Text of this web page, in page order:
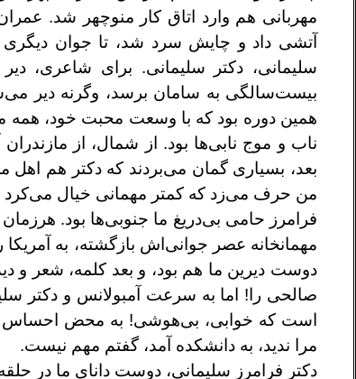
مهربانی هم وارد اتاق کار منوچهر شد.
آتشی داد و چایش سرد شد‌، تا جوان
سلیمانی‌، دکتر سلیمانی‌. برای شاعری‌،
بیست‌سالگی به سامان برسد‌، وگرنه دیر
همین دوره بود که با وسعت محبت خود،‌ همه
ناب و موج نابی‌ها بود‌. از شمال‌، از
بعد‌، بسیاری گمان می‌بردند که دکتر هم
من حرف می‌زد که کمتر مهمانی خیال می‌کرد
فرامرز حامی بی‌دریغ ما جنوبی‌ها بود.
مهمانخانه عصر جوانی‌اش بازگشته‌، به
دوست دیرین ما هم بود‌، و بعد کلمه، شعر‌ و
است که خوابی‌، بی‌هوشی! به محض احساس
مرا ندید‌، به دانشکده آمد، گفتم مهم نیست.
دکتر فرامرز سلیمانی‌، دوست دانای ما در